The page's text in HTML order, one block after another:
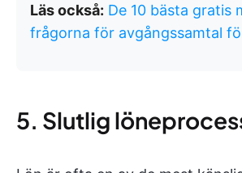
Läs också: De 10 bästa gratis
frågorna för avgångssamtal
5. Slutlig